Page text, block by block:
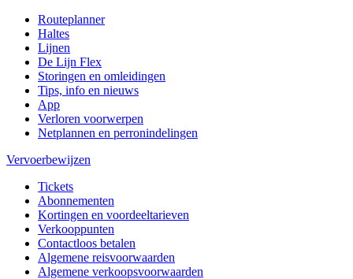
Routeplanner
Haltes
Lijnen
De Lijn Flex
Storingen en omleidingen
Tips, info en nieuws
App
Verloren voorwerpen
Netplannen en perronindelingen
Vervoerbewijzen
Tickets
Abonnementen
Kortingen en voordeeltarieven
Verkooppunten
Contactloos betalen
Algemene reisvoorwaarden
Algemene verkoopsvoorwaarden